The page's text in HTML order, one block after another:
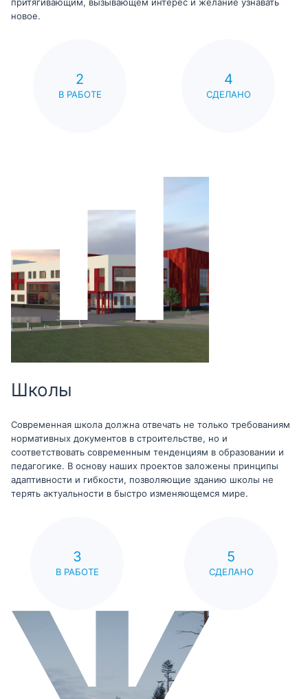
притягивающим, вызывающем интерес и желание узнавать
новое.
2
В РАБОТЕ
4
СДЕЛАНО
Школы
Современная школа должна отвечать не только требованиям
нормативных документов в строительстве, но и
соответствовать современным тенденциям в образовании и
педагогике. В основу наших проектов заложены принципы
адаптивности и гибкости, позволяющие зданию школы не
терять актуальности в быстро изменяющемся мире.
3
В РАБОТЕ
5
СДЕЛАНО